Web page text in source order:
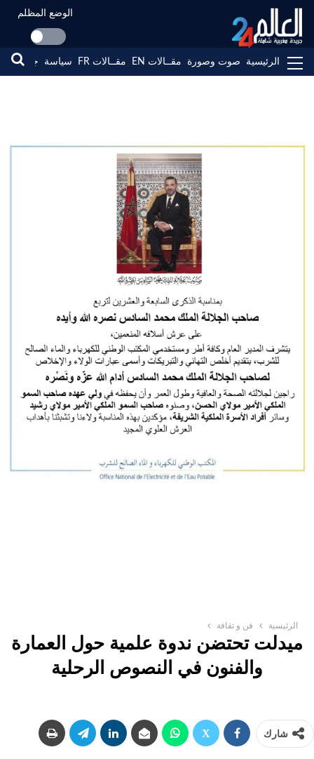
الوضع المظلم
الرئيسية صوت وصورة مقــالات EN مقــالات FR سياسة جهات
الرئيسية فن و ثقافة
ميدلت تحتضن ندوة علمية حول العمارة
والفنون في النصوص الرحلية
شارك